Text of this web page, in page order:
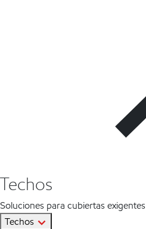
Techos
Soluciones para cubiertas exigentes
Techos